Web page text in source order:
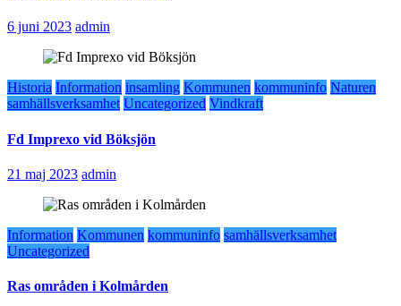
6 juni 2023 admin
Historia Information insamling Kommunen kommuninfo Naturen
samhällsverksamhet Uncategorized Vindkraft
Fd Imprexo vid Böksjön
21 maj 2023 admin
Information Kommunen kommuninfo samhällsverksamhet
Uncategorized
Ras områden i Kolmården